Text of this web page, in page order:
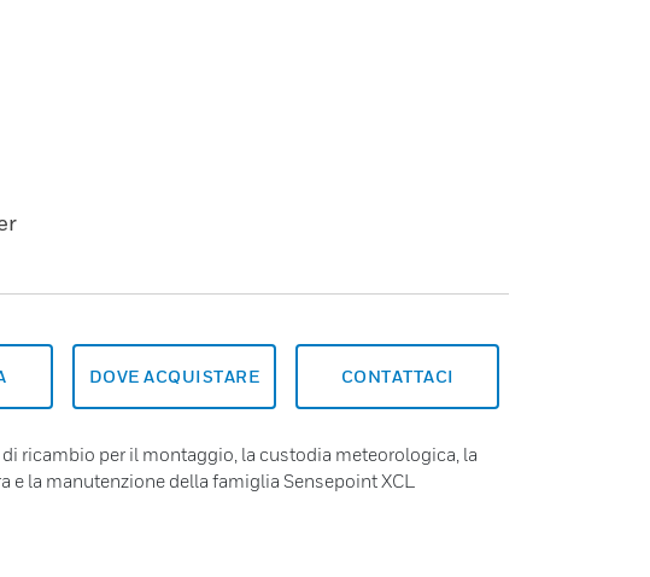
DOVE ACQUISTARE CONTATTACI
ricambio per il montaggio, la custodia meteorologica, la
e la manutenzione della famiglia Sensepoint XCL